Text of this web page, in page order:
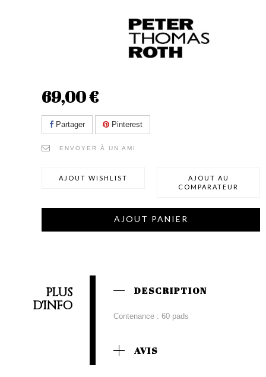
69,00 €
Partager Pinterest
ENVOYER À UN AMI
AJOUT WISHLIST
AJOUT AU
COMPARATEUR
AJOUT PANIER
PLUS
D'INFO
DESCRIPTION
Contenance : 60 pads
AVIS